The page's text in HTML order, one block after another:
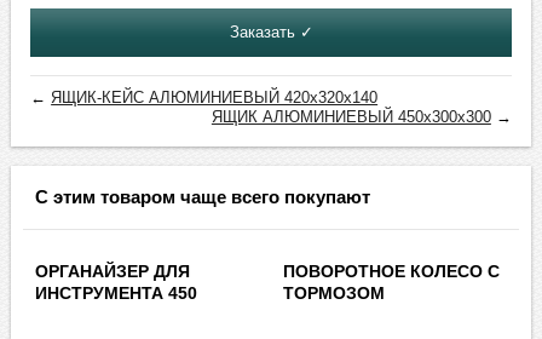
Заказать ✓
← ЯЩИК-КЕЙС АЛЮМИНИЕВЫЙ 420х320х140
ЯЩИК АЛЮМИНИЕВЫЙ 450х300х300→
С этим товаром чаще всего покупают
ОРГАНАЙЗЕР ДЛЯ
ИНСТРУМЕНТА 450
ПОВОРОТНОЕ КОЛЕСО С
ТОРМОЗОМ